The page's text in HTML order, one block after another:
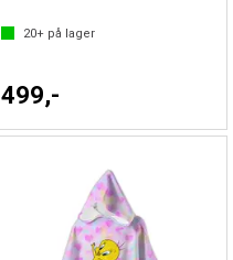
20+på lager
499,-